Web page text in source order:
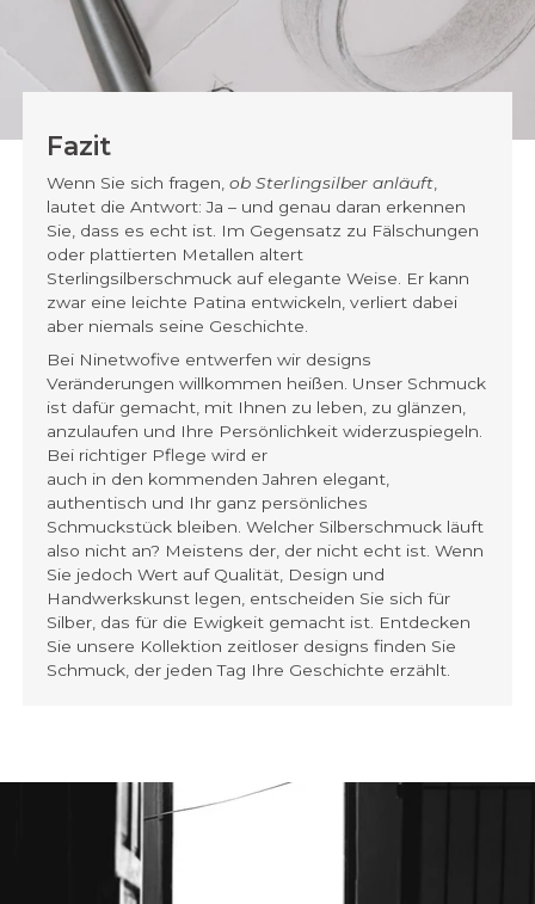
Fazit
Wenn Sie sich fragen, ob Sterlingsilber anläuft,
lautet die Antwort: Ja – und genau daran erkennen
Sie, dass es echt ist. Im Gegensatz zu Fälschungen
oder plattierten Metallen altert
Sterlingsilberschmuck auf elegante Weise. Er kann
zwar eine leichte Patina entwickeln, verliert dabei
aber niemals seine Geschichte.
Bei Ninetwofive entwerfen wir designs
Veränderungen willkommen heißen. Unser Schmuck
ist dafür gemacht, mit Ihnen zu leben, zu glänzen,
anzulaufen und Ihre Persönlichkeit widerzuspiegeln.
Bei richtiger Pflege wird er
auch in den kommenden Jahren elegant,
authentisch und Ihr ganz persönliches
Schmuckstück bleiben. Welcher Silberschmuck läuft
also nicht an? Meistens der, der nicht echt ist. Wenn
Sie jedoch Wert auf Qualität, Design und
Handwerkskunst legen, entscheiden Sie sich für
Silber, das für die Ewigkeit gemacht ist. Entdecken
Sie unsere Kollektion zeitloser designs finden Sie
Schmuck, der jeden Tag Ihre Geschichte erzählt.